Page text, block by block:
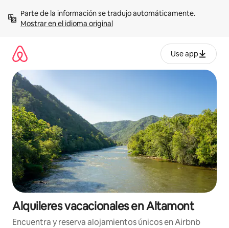
contenidoMostrar en el idioma original
Use app
Alquileres vacacionales en Altamont
Encuentra y reserva alojamientos únicos en Airbnb